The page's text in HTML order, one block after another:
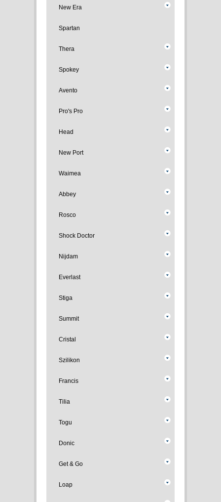
New Era
Spartan
Thera
Spokey
Avento
Pro's Pro
Head
New Port
Waimea
Abbey
Rosco
Shock Doctor
Nijdam
Everlast
Stiga
Summit
Cristal
Szilikon
Francis
Tilia
Togu
Donic
Get & Go
Loap